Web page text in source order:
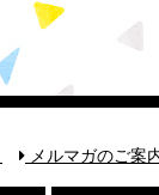
メルマガのご案